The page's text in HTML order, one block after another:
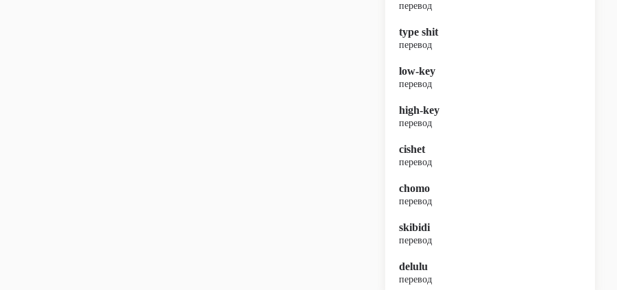
перевод
type shit
перевод
low-key
перевод
high-key
перевод
cishet
перевод
chomo
перевод
skibidi
перевод
delulu
перевод